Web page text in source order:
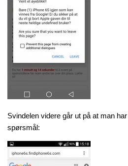
Svindelen videre går ut på at man
spørsmål: